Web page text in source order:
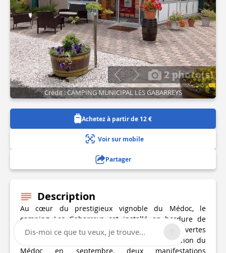
2 photo(s)
Crédit : CAMPING MUNICIPAL LES GABARREYS
Achetez à partir de 12 €
Voir sur mobile
Partager
Description
Au cœur du prestigieux vignoble du Médoc, le
camping Les Gabarreys est installé en bordure de
l'Estuaire de la Gironde. Assistez aux portes ouvertes
des châteaux du Médoc en avril ou au Marathon du
Médoc en septembre, deux manifestations
Dis-moi ce que tu veux, je trouve...